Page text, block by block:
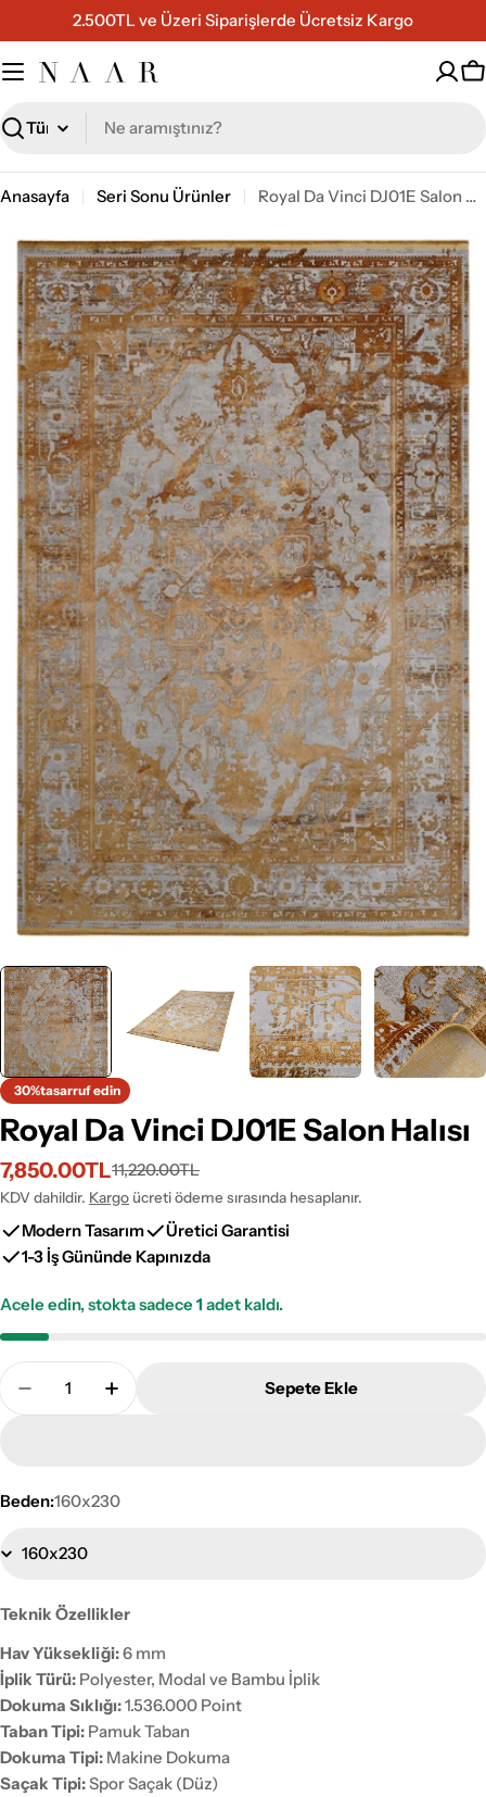
geç
2.500TL ve Üzeri Siparişlerde Ücretsiz Kargo
Ara
Anasayfa Seri Sonu Ürünler Royal Da Vinci DJ01E Salon Halısı
numaralı medyayı pencerede aç
30%tasarruf edin
Royal Da Vinci DJ01E Salon Halısı
İndirimli
fiyat
7,850.00TL
Normal
fiyat
11,220.00TL
KDV dahildir. Kargo ücreti ödeme sırasında hesaplanır.
Modern Tasarım
Üretici Garantisi
1-3 İş Gününde Kapınızda
Acele edin, stokta sadece1 adet kaldı.
Adet
Royal Da Vinci DJ01E Salon Halısı Adetini Azalt
Royal Da Vinci DJ01E Salon Halısı Adetini
Sepete Ekle
Beden:160x230
Teknik Özellikler
Hav Yüksekliği:6 mm
İplik Türü: Polyester, Modal ve Bambu İplik
Dokuma Sıklığı:1.536.000 Point
Taban Tipi: Pamuk Taban
Dokuma Tipi: Makine Dokuma
Saçak Tipi:Spor Saçak (Düz)